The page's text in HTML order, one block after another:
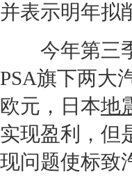
并表示明年拟
今年第三季
PSA旗下两大
欧元，日本地
实现盈利，但
现问题使标致